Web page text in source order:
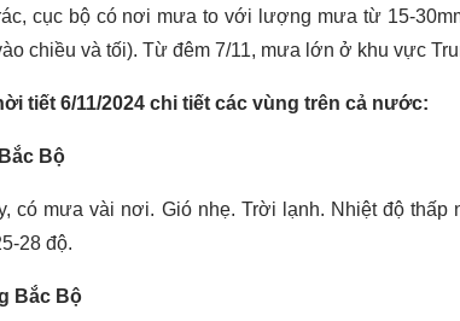
cục bộ có nơi mưa to với lượng mưa từ 15-
chiều và tối). Từ đêm 7/11, mưa lớn ở khu vực
tiết 6/11/2024 chi tiết các vùng trên cả nước:
Bộ
có mưa vài nơi. Gió nhẹ. Trời lạnh. Nhiệt độ
28 độ.
Bắc Bộ